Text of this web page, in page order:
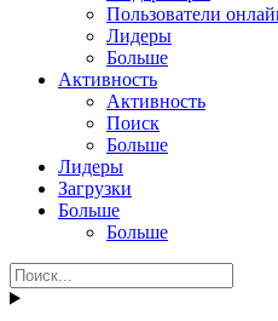
Пользователи
Лидеры
Больше
Активность
Активность
Поиск
Больше
Лидеры
Загрузки
Больше
Больше